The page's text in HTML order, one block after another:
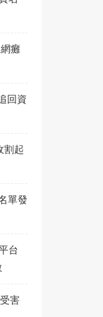
癱
回資
割起
單發
台
害